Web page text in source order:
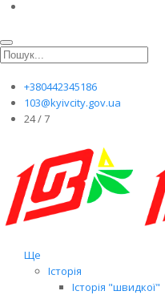
+380442345186
103@kyivcity.gov.ua
24 / 7
Ще
Історія
Історія "швидкої"